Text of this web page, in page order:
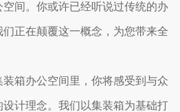
间。你或许已经听说过传统的办
正在颠覆这一概念，为您带来全
箱办公空间里，你将感受到与众
计理念。我们以集装箱为基础打